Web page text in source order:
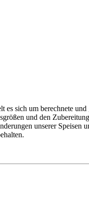
es sich um berechnete
und den
unserer